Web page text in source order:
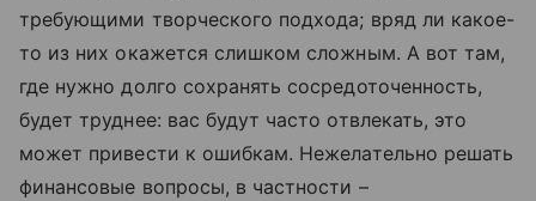
требующими творческого подхода; вряд ли какое-
то из них окажется слишком сложным. А вот там,
где нужно долго сохранять сосредоточенность,
будет труднее: вас будут часто отвлекать, это
может привести к ошибкам. Нежелательно решать
финансовые вопросы, в частности –